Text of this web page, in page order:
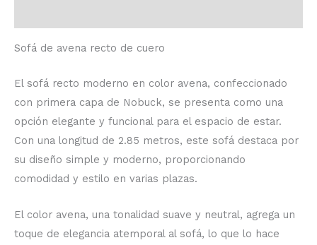
Sofá de avena recto de cuero
El sofá recto moderno en color avena, confeccionado
con primera capa de Nobuck, se presenta como una
opción elegante y funcional para el espacio de estar.
Con una longitud de 2.85 metros, este sofá destaca por
su diseño simple y moderno, proporcionando
comodidad y estilo en varias plazas.
El color avena, una tonalidad suave y neutral, agrega un
toque de elegancia atemporal al sofá, lo que lo hace